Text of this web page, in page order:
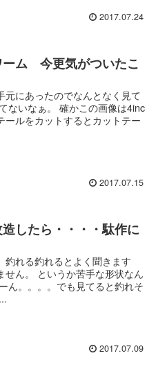
2017.07.24
ム 今更気がついたこ
にあったのでなんとなく見て
ないなぁ。 確かこの画像は4inc
ルをカットするとカットテー
2017.07.15
したら・・・・駄作に
釣れる釣れるとよく聞きます
ん。 というか苦手な形状なん
ん。。。。でも見てると釣れそ
2017.07.09